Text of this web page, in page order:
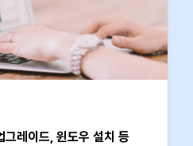
레이드, 윈도우 설치 등